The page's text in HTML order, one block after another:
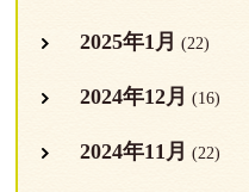
2025年1月 (22)
2024年12月 (16)
2024年11月 (22)